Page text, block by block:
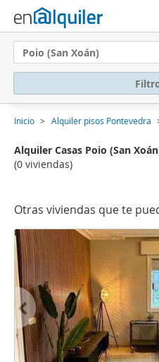
Poio (San Xoán)
Inicio Alquiler pisos Pontevedra
Alquiler Casas Poio (San
(0 viviendas)
Otras viviendas que te